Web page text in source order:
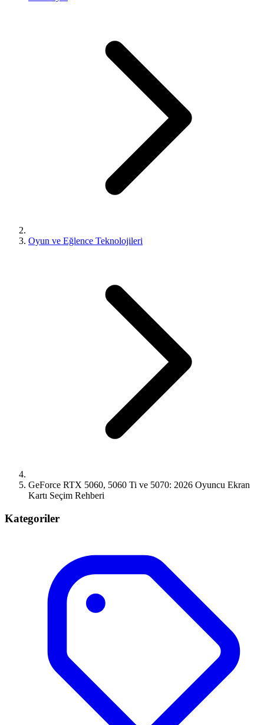
Oyun ve Eğlence Teknolojileri
GeForce RTX 5060, 5060 Ti ve 5070: 2026 Oyuncu Ekran
Kartı Seçim Rehberi
Kategoriler